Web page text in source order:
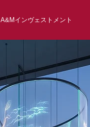
A&Mインヴェストメント